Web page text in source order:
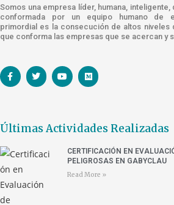
Somos una empresa líder, humana,
conformada por un equipo humano de
primordial es la consecución de altos niveles
que conforma las empresas que se acercan y
Últimas Actividades Realizadas
CERTIFICACIÓN EN
PELIGROSAS EN GABYCLAU
Read More »